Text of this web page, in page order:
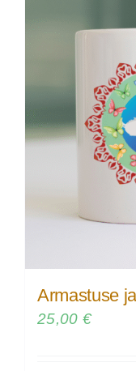
Armastuse
25,00 €